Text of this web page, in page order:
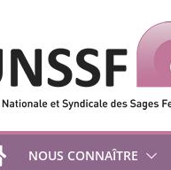
NOUS CONNAÎTRE